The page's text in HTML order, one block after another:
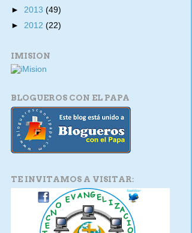
► 2013 (49)
► 2012 (22)
IMISION
BLOGUEROS CON EL PAPA
TE INVITAMOS A VISITAR: